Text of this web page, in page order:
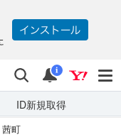
検索 通知
i
ID新規取得
茜町